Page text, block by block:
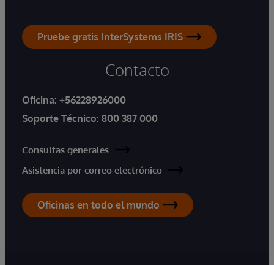
Pruebe gratis InterSystems IRIS
Contacto
Oficina: +56228926000
Soporte Técnico: 800 387 000
Consultas generales
Asistencia por correo electrónico
Oficinas en todo el mundo